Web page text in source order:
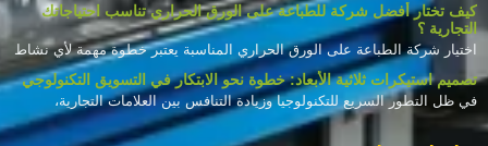
كيف تختار أفضل شركة للطباعة على الورق الحراري تناسب احتياجاتك
التجارية ؟
اختيار شركة الطباعة على الورق الحراري المناسبة يعتبر خطوة مهمة لأي نشاط
تصميم استيكرات ثلاثية الأبعاد: خطوة نحو الابتكار في التسويق التكنولوجي
في ظل التطور السريع للتكنولوجيا وزيادة التنافس بين العلامات التجارية،